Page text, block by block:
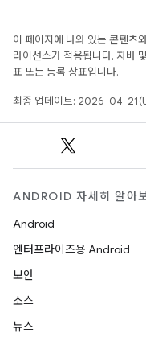
이 페이지에 나와 있는 콘텐츠
라이선스가 적용됩니다. 자
표 또는 등록 상표입니다.
최종 업데이트: 2026-04-
ANDROID 자세히 알아
Android
엔터프라이즈용 Android
보안
소스
뉴스